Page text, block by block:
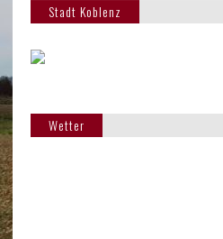
Stadt Koblenz
Wetter